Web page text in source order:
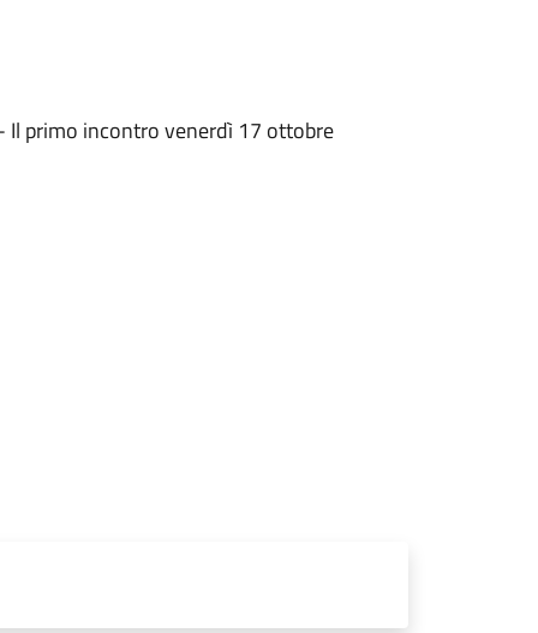
primo incontro venerdì 17 ottobre